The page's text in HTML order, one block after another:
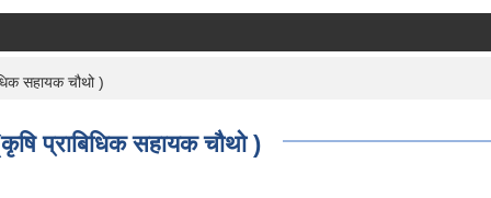
सहायक चौथो )
प्राबिधिक सहायक चौथो )